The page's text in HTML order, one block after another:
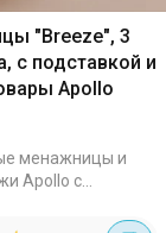
"Breeze", 3
с подставкой и
Apollo
менажницы и
Apollo с
"Breeze", 3